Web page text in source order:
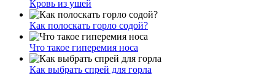
Кровь из ушей
Как полоскать горло содой?
Что такое гиперемия носа
Как выбрать спрей для горла